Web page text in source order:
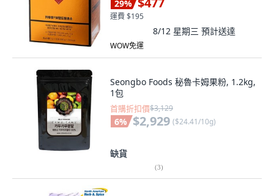
29%
運費 $195
8/12 星期三 預計送達
WOW免運
Seongbo Foods 秘魯卡姆果粉, 1.2kg,
1包
首購折扣價$3,129
6% $2,929 ($24.41/10g)
缺貨
(3)